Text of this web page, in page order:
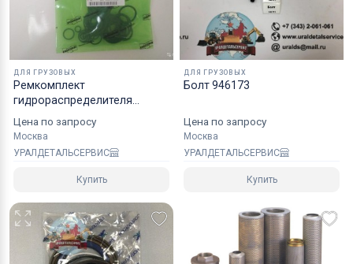
Коробки оптимального размера и с
надежным уровнем защиты.
Специалисты компании готовы взять на себя все
мероприятия по оформлению документов и
перевозке вашего заказа в любой регион РФ, в
страны СНГ, Азии и ЕС.
ДЛЯ ГРУЗОВЫХ
Ремкомплект
гидрораспределителя
Цена по запросу
Москва
УРАЛДЕТАЛЬСЕРВИС
Купить
ДЛЯ ГРУЗОВЫХ
Болт 946173
Цена по запросу
Москва
УРАЛДЕТАЛЬСЕРВИС
Купить